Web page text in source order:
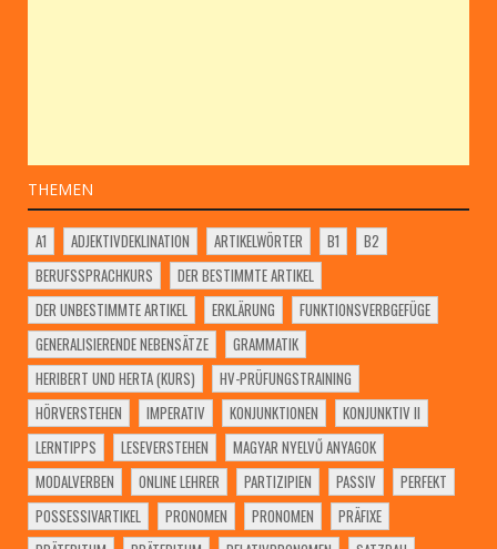
THEMEN
A1 ADJEKTIVDEKLINATION ARTIKELWÖRTER B1
B2
BERUFSSPRACHKURS
DER BESTIMMTE ARTIKEL
DER UNBESTIMMTE ARTIKEL
ERKLÄRUNG
FUNKTIONSVERBGEFÜGE
GENERALISIERENDE NEBENSÄTZE
GRAMMATIK
HERIBERT UND HERTA (KURS)
HV-PRÜFUNGSTRAINING
HÖRVERSTEHEN
IMPERATIV KONJUNKTIONEN
KONJUNKTIV II
LERNTIPPS
LESEVERSTEHEN
MAGYAR NYELVŰ ANYAGOK
MODALVERBEN
ONLINE LEHRER PARTIZIPIEN PASSIV
PERFEKT
POSSESSIVARTIKEL
PRONOMEN PRONOMEN
PRÄFIXE